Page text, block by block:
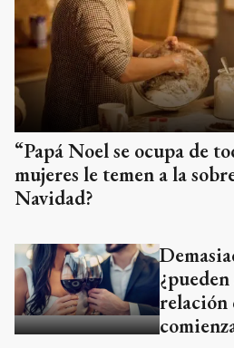
“Papá Noel se ocupa de
mujeres le temen a la
Navidad?
relación